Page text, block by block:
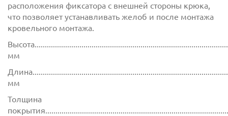
расположения фиксатора с внешней стороны крюка,
что позволяет устанавливать желоб и после монтажа
кровельного монтажа.
мм
мм
Толщина